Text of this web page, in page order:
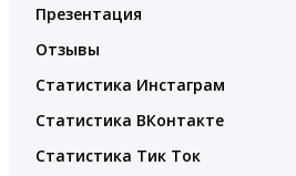
Презентация
Отзывы
Статистика Инстаграм
Статистика ВКонтакте
Статистика Тик Ток